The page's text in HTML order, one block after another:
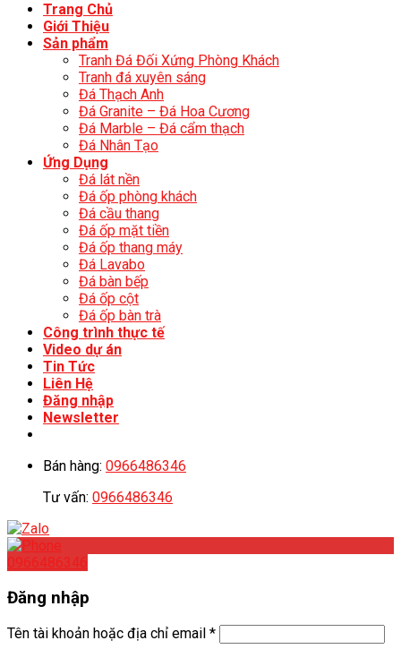
Trang Chủ
Giới Thiệu
Sản phẩm
Tranh Đá Đối Xứng Phòng Khách
Tranh đá xuyên sáng
Đá Thạch Anh
Đá Granite – Đá Hoa Cương
Đá Marble – Đá cẩm thạch
Đá Nhân Tạo
Ứng Dụng
Đá lát nền
Đá ốp phòng khách
Đá cầu thang
Đá ốp mặt tiền
Đá ốp thang máy
Đá Lavabo
Đá bàn bếp
Đá ốp cột
Đá ốp bàn trà
Công trình thực tế
Video dự án
Tin Tức
Liên Hệ
Đăng nhập
Newsletter
Bán hàng: 0966486346
Tư vấn: 0966486346
0966486346
Đăng nhập
Tên tài khoản hoặc địa chỉ email *